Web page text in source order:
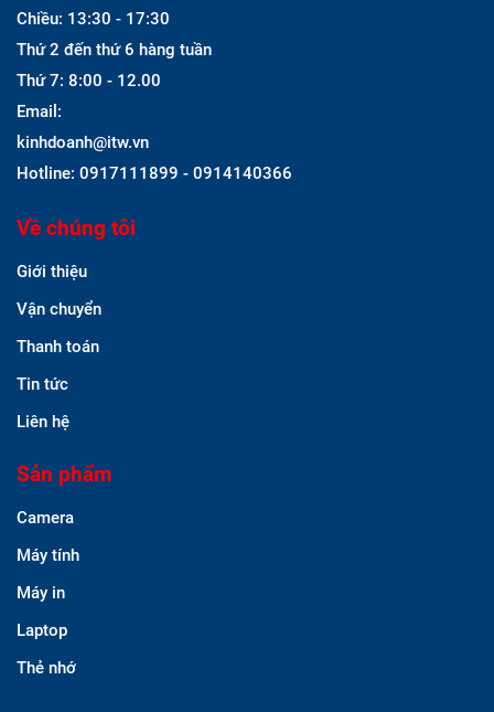
Chiều: 13:30 - 17:30
Thứ 2 đến thứ 6 hàng tuần
Thứ 7: 8:00 - 12.00
Email:
kinhdoanh@itw.vn
Hotline: 0917111899 - 0914140366
Về chúng tôi
Giới thiệu
Vận chuyển
Thanh toán
Tin tức
Liên hệ
Sản phẩm
Camera
Máy tính
Máy in
Laptop
Thẻ nhớ